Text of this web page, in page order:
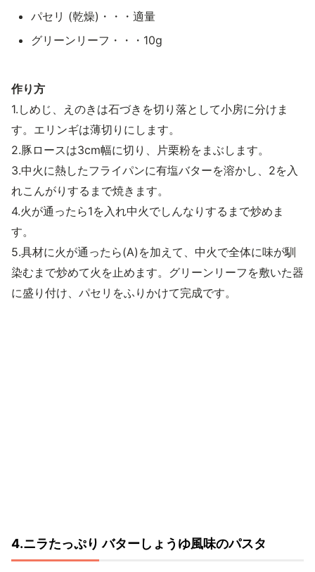
パセリ (乾燥)・・・適量
グリーンリーフ・・・10g
作り方
1.しめじ、えのきは石づきを切り落として小房に分けま
す。エリンギは薄切りにします。
2.豚ロースは3cm幅に切り、片栗粉をまぶします。
3.中火に熱したフライパンに有塩バターを溶かし、2を入
れこんがりするまで焼きます。
4.火が通ったら1を入れ中火でしんなりするまで炒めま
す。
5.具材に火が通ったら(A)を加えて、中火で全体に味が馴
染むまで炒めて火を止めます。グリーンリーフを敷いた器
に盛り付け、パセリをふりかけて完成です。
4.ニラたっぷり バターしょうゆ風味のパスタ